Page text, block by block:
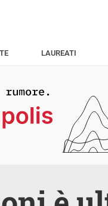
LAUREATI